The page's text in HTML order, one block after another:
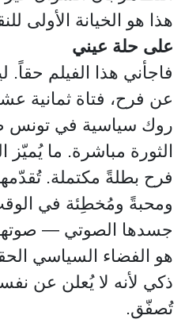
هذا هو الخيانة الأولى
على حلة عيني
فاجأني هذا الفيلم حقاً.
عن فرح، فتاة ثمانية
الثورة مباشرة. ما يُميّز
فرح بطلةً مكتملة.
ومحبةً ومُخطِئة في
جسدها الصوتي —
هو الفضاء السياسي
ذكي لأنه لا يُعلن عن
تُصفّق.